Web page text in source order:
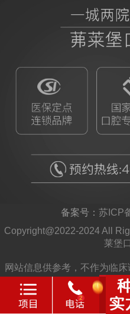
备案号： 苏ICP
Copyright@2022-2024 All
莱堡
网站信息供参考，不作为临
2